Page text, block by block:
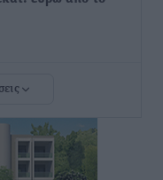
εγκαινίων